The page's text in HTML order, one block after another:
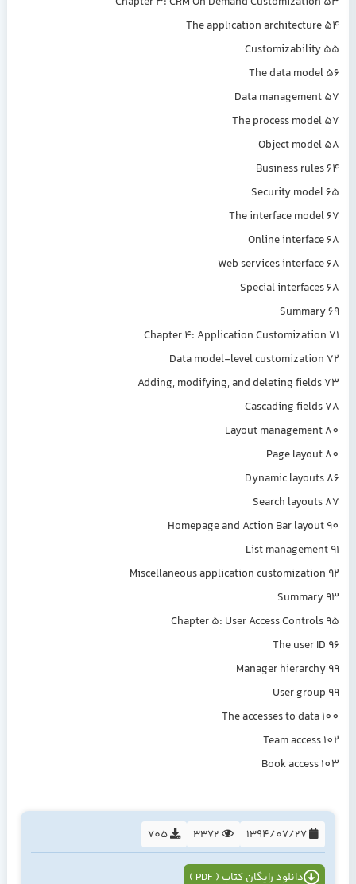
The application architecture 54
Customizability 55
The data model 56
Data management 57
The process model 57
Object model 58
Business rules 64
Security model 65
The interface model 67
Online interface 68
Web services interface 68
Special interfaces 68
Summary 69
Chapter 4: Application Customization 71
Data model-level customization 72
Adding, modifying, and deleting fields 73
Cascading fields 78
Layout management 80
Page layout 80
Dynamic layouts 86
Search layouts 87
Homepage and Action Bar layout 90
List management 91
Miscellaneous application customization 92
Summary 93
Chapter 5: User Access Controls 95
The user ID 96
Manager hierarchy 99
User group 99
The accesses to data 100
Team access 102
Book access 103
1394/07/27
705
دانلود رایگان کتاب ( PDF )